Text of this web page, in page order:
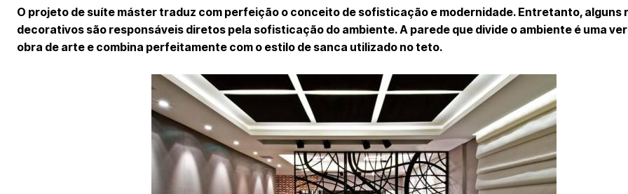
O projeto de suíte máster traduz com perfeição o conceito de sofisticação e modernidade. Entretanto, alguns
decorativos são responsáveis diretos pela sofisticação do ambiente. A parede que divide o ambiente é uma
obra de arte e combina perfeitamente com o estilo de sanca utilizado no teto.